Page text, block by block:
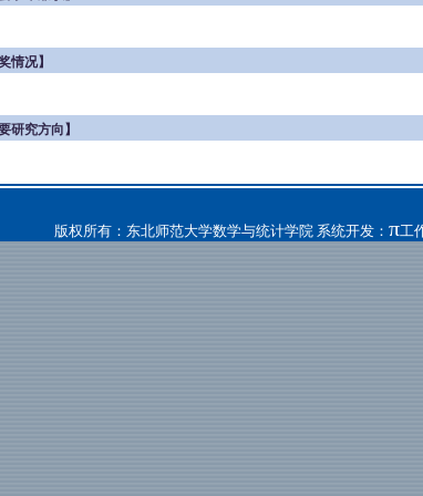
情况】
研究方向】
版权所有：东北师范大学数学与统计学院 系统开发： π工